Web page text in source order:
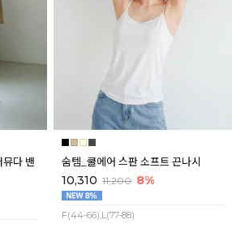
뮤다 밴
숨템_쿨에어 스판 소프트 끈나시
10,310 11,200 8%
F(44-66),L(77-88)